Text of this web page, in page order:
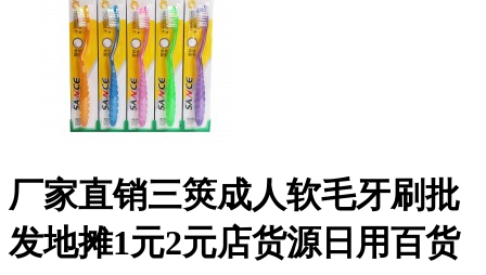
厂家直销三筴成人软毛牙刷批
发地摊1元2元店货源日用百货